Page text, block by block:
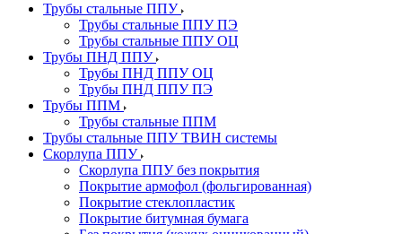
Трубы стальные ППУ
Трубы стальные ППУ ПЭ
Трубы стальные ППУ ОЦ
Трубы ПНД ППУ
Трубы ПНД ППУ ОЦ
Трубы ПНД ППУ ПЭ
Трубы ППМ
Трубы стальные ППМ
Трубы стальные ППУ ТВИН системы
Скорлупа ППУ
Скорлупа ППУ без покрытия
Покрытие армофол (фольгированная)
Покрытие стеклопластик
Покрытие битумная бумага